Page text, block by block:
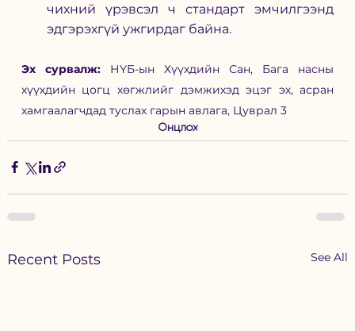
чихний үрэвсэл ч стандарт эмчилгээнд
эдгэрэхгүй ужгирдаг байна.
Эх сурвалж: НҮБ-ын Хүүхдийн Сан, Бага насны
хүүхдийн цогц хөгжлийг дэмжихэд эцэг эх, асран
хамгаалагчдад туслах гарын авлага, Цуврал 3
Онцлох
Recent Posts See All